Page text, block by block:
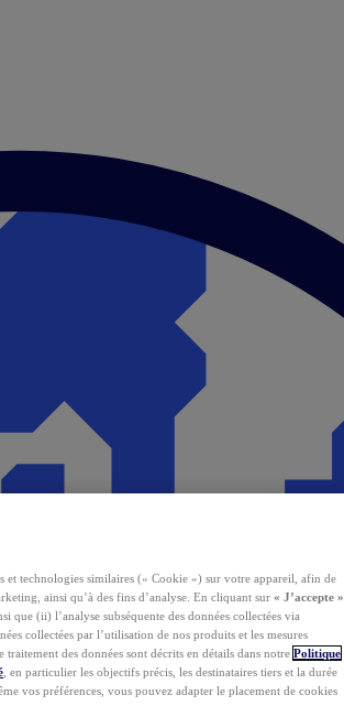
et technologies similaires (« Cookie ») sur votre appareil, afin de
ainsi qu’à des fins d’analyse. En cliquant sur « J’accepte »
que (ii) l’analyse subséquente des données collectées via
collectées par l’utilisation de nos produits et les mesures
des données sont décrits en détails dans notre Politique
, en particulier les objectifs précis, les destinataires tiers et la durée
vos préférences, vous pouvez adapter le placement de cookies